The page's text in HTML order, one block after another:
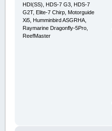
HDI(SS), HDS-7 G3, HDS-7
G2T, Elite-7 Chirp, Motorguide
Xi5, Humminbird ASGRHA,
Raymarine Dragonfly-5Pro,
ReefMaster